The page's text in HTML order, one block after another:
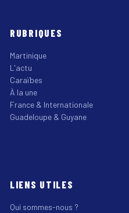
RUBRIQUES
Martinique
L'actu
Caraïbes
À la une
France & Internationale
Guadeloupe & Guyane
LIENS UTILES
Qui sommes-nous ?